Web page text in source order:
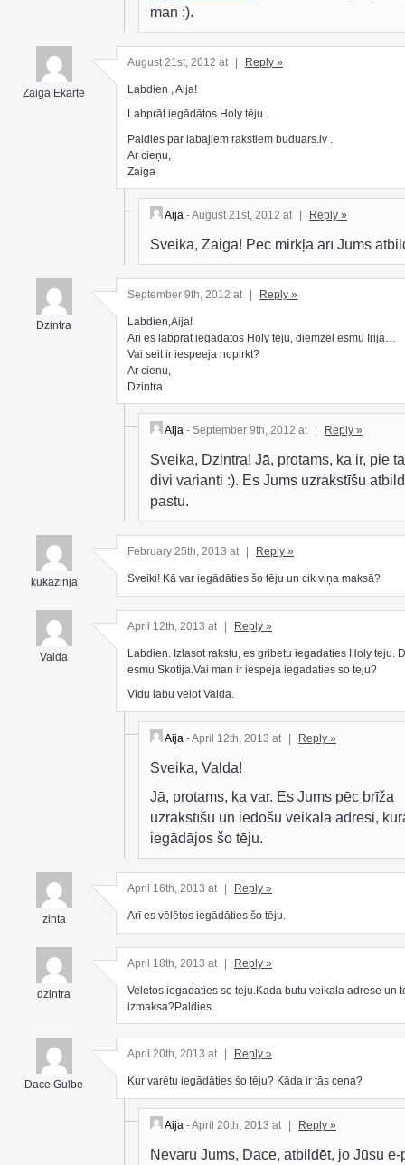
man :).
Zaiga Ekarte
August 21st, 2012 at | Reply »
Labdien , Aija!
Labprāt iegādātos Holy tēju .
Paldies par labajiem rakstiem buduars.lv .
Ar cieņu,
Zaiga
Aija - August 21st, 2012 at Reply »
Sveika, Zaiga! Pēc mirkļa arī Jums
Dzintra
September 9th, 2012 at | Reply »
Labdien,Aija!
Ari es labprat iegadatos Holy teju, diemzel esmu Irija…
Vai seit ir iespeeja nopirkt?
Ar cienu,
Dzintra
Aija - September 9th, 2012 at Reply »
Sveika, Dzintra! Jā, protams, ka ir, pie
divi varianti :). Es Jums uzrakstīšu
pastu.
kukazinja
February 25th, 2013 at Reply »
Sveiki! Kā var iegādāties šo tēju un cik viņa maksā?
Valda
April 12th, 2013 at | Reply »
Labdien. Izlasot rakstu, es gribetu iegadaties Holy teju.
esmu Skotija.Vai man ir iespeja iegadaties so teju?
Vidu labu velot Valda.
Aija - April 12th, 2013 at | Reply »
Sveika, Valda!
Jā, protams, ka var. Es Jums pēc brīža
uzrakstīšu un iedošu veikala adresi,
iegādājos šo tēju.
zinta
April 16th, 2013 at Reply »
Arī es vēlētos iegādāties šo tēju.
dzintra
April 18th, 2013 at | Reply »
Veletos iegadaties so teju.Kada butu veikala adrese un
izmaksa?Paldies.
Dace Gulbe
April 20th, 2013 at Reply »
Kur varētu iegādāties šo tēju? Kāda ir tās cena?
Aija - April 20th, 2013 at | Reply »
Nevaru Jums, Dace, atbildēt, jo Jūsu e-